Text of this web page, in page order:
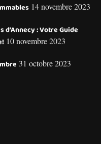
14 novembre 2023
: Votre Guide
10 novembre 2023
31 octobre 2023